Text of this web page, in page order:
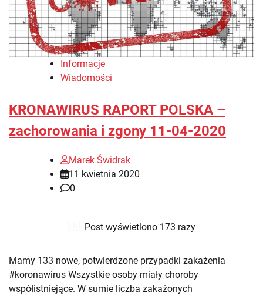
Informacje
Wiadomości
KRONAWIRUS RAPORT POLSKA –
zachorowania i zgony 11-04-2020
Marek Świdrak
11 kwietnia 2020
0
Post wyświetlono 173 razy
Mamy 133 nowe, potwierdzone przypadki zakażenia
#koronawirus Wszystkie osoby miały choroby
współistniejące. W sumie liczba zakażonych